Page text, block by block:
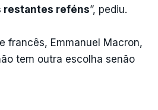
restantes reféns”, pediu.
francês, Emmanuel Macron,
tem outra escolha senão